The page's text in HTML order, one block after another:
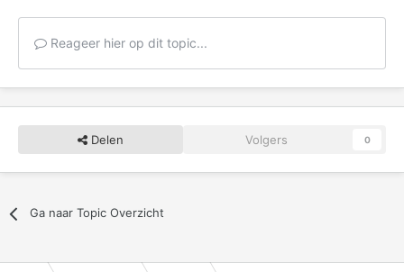
Reageer hier op dit topic...
Delen Volgers 0
Ga naar Topic Overzicht